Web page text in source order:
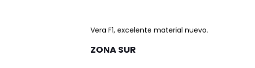
Vera F1, excelente material nuevo.
ZONA SUR